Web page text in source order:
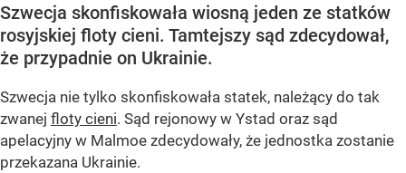
Szwecja skonfiskowała wiosną jeden ze statków
rosyjskiej floty cieni. Tamtejszy sąd zdecydował,
że przypadnie on Ukrainie.
Szwecja nie tylko skonfiskowała statek, należący do tak
zwanej floty cieni. Sąd rejonowy w Ystad oraz sąd
apelacyjny w Malmoe zdecydowały, że jednostka zostanie
przekazana Ukrainie.